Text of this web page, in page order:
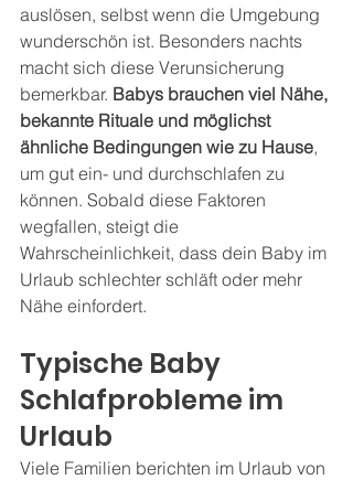
auslösen, selbst wenn die Umgebung
wunderschön ist. Besonders nachts
macht sich diese Verunsicherung
bemerkbar. Babys brauchen viel Nähe,
bekannte Rituale und möglichst
ähnliche Bedingungen wie zu Hause,
um gut ein- und durchschlafen zu
können. Sobald diese Faktoren
wegfallen, steigt die
Wahrscheinlichkeit, dass dein Baby im
Urlaub schlechter schläft oder mehr
Nähe einfordert.
Typische Baby
Schlafprobleme im
Urlaub
Viele Familien berichten im Urlaub von